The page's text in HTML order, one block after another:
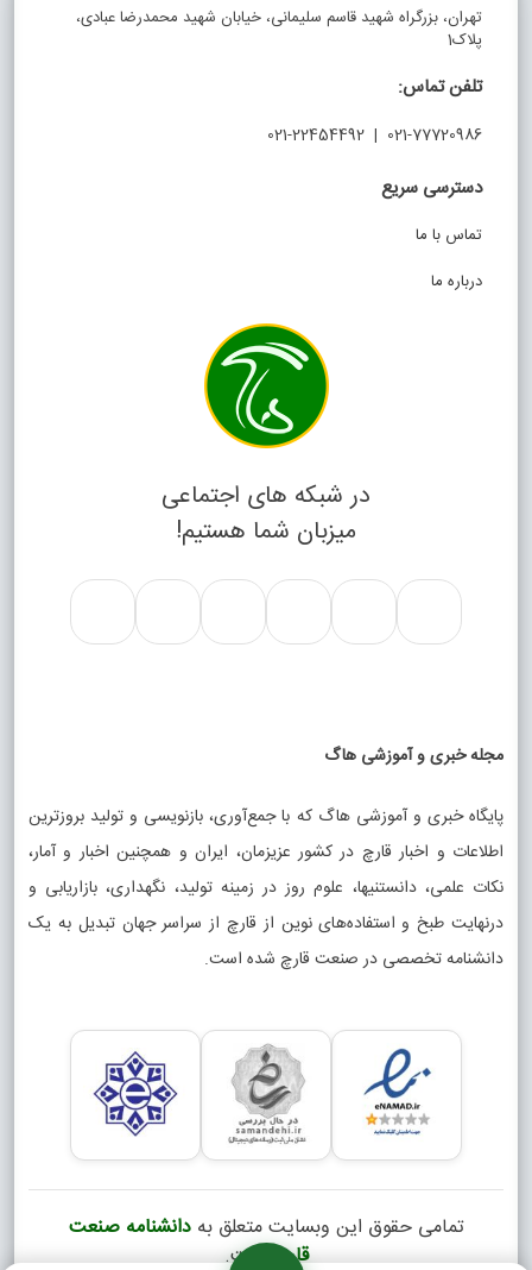
تهران، بزرگراه شهید قاسم سلیمانی، خیابان شهید محمدرضا عبادی،
پلاک1
تلفن تماس:
021-77720986 | 021-22454492
دسترسی سریع
تماس با ما
درباره ما
در شبکه های اجتماعی
میزبان شما هستیم!
مجله خبری و آموزشی هاگ
پایگاه خبری و آموزشی هاگ که با جمع‌آوری، بازنویسی و تولید بروزترین
اطلاعات و اخبار قارچ در کشور عزیزمان، ایران و همچنین اخبار و آمار،
نکات علمی، دانستنیها، علوم روز در زمینه تولید، نگهداری، بازاریابی و
درنهایت طبخ و استفاده‌های نوین از قارچ از سراسر جهان تبدیل به یک
دانشنامه تخصصی در صنعت قارچ شده است.
تمامی حقوق این وبسایت متعلق بهدانشنامه صنعت
قارچ است.